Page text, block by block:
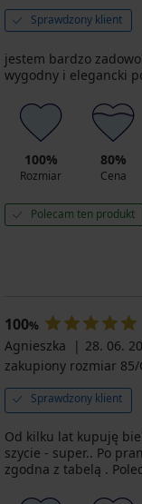
Sprawdzony klient
jestem bardzo
wygodny i elegancki
100%
Rozmiar
80%
Cena
Polecam ten produkt
100%
Agnieszka
28. 06.
zakupiony rozmiar 85/
Sprawdzony klient
Od kilku lat kupuję
szycie - super.. Po
zgodna z tabelą .